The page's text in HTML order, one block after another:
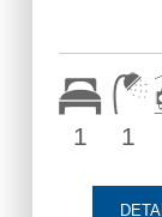
1 1